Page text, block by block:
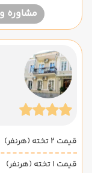
مشاوره
قیمت 2 تخته (هرنفر)
قیمت 1 تخته (هرنفر)